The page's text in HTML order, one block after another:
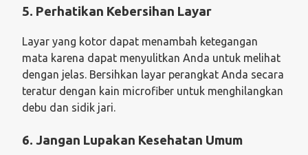
5. Perhatikan Kebersihan Layar
Layar yang kotor dapat menambah ketegangan
mata karena dapat menyulitkan Anda untuk melihat
dengan jelas. Bersihkan layar perangkat Anda secara
teratur dengan kain microfiber untuk menghilangkan
debu dan sidik jari.
6. Jangan Lupakan Kesehatan Umum